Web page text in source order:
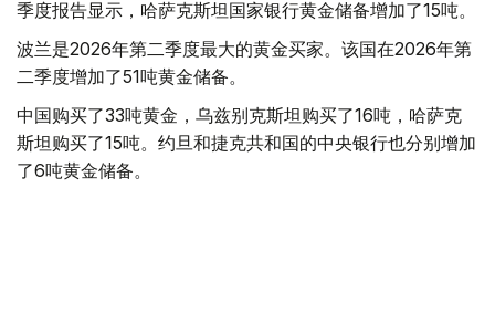
季度报告显示，哈萨克斯坦国家银行黄金储备增加了15吨。
波兰是2026年第二季度最大的黄金买家。该国在2026年第
二季度增加了51吨黄金储备。
中国购买了33吨黄金，乌兹别克斯坦购买了16吨，哈萨克
斯坦购买了15吨。约旦和捷克共和国的中央银行也分别增加
了6吨黄金储备。